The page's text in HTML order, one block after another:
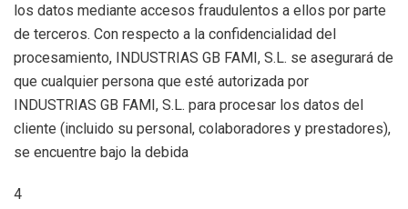
los datos mediante accesos fraudulentos a ellos por parte
de terceros. Con respecto a la confidencialidad del
procesamiento, INDUSTRIAS GB FAMI, S.L. se asegurará de
que cualquier persona que esté autorizada por
INDUSTRIAS GB FAMI, S.L. para procesar los datos del
cliente (incluido su personal, colaboradores y prestadores),
se encuentre bajo la debida
4